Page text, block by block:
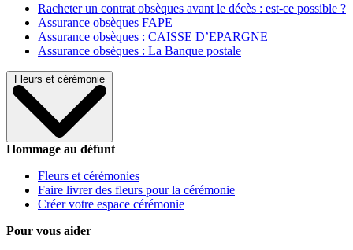
Racheter un contrat obsèques avant le décès : est-ce possible ?
Assurance obsèques FAPE
Assurance obsèques : CAISSE D’EPARGNE
Assurance obsèques : La Banque postale
Fleurs et cérémonie
Hommage au défunt
Fleurs et cérémonies
Faire livrer des fleurs pour la cérémonie
Créer votre espace cérémonie
Pour vous aider